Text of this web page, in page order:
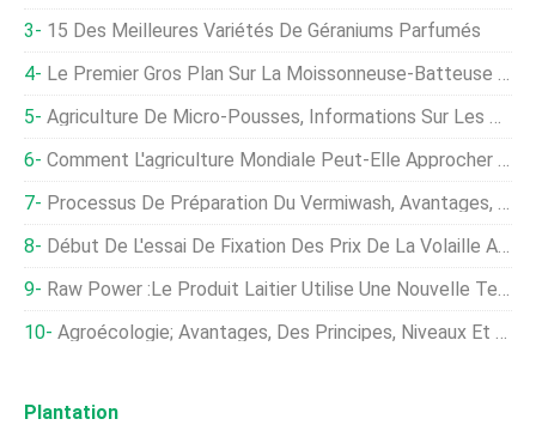
15 Des Meilleures Variétés De Géraniums Parfumés
Le Premier Gros Plan Sur La Moissonneuse-Batteuse John Deere X9
Agriculture De Micro-Pousses, Informations Sur Les Coûts Et Les Bénéfices
Comment L'agriculture Mondiale Peut-Elle Approcher Le Net Zéro ?
Processus De Préparation Du Vermiwash, Avantages, Coût
Début De L'essai De Fixation Des Prix De La Volaille Aux États-Unis
Raw Power :le Produit Laitier Utilise Une Nouvelle Technologie Pour Conserver Les Avantages Du Lait Cru
Agroécologie; Avantages, Des Principes, Niveaux Et Exemples
Plantation